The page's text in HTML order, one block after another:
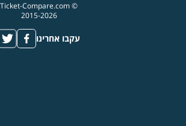
© Ticket-Compare.com
2015-2026
עקבו אחרינו